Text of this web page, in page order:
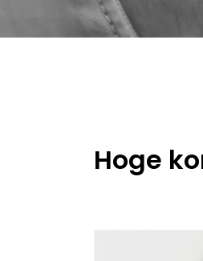
Hoge